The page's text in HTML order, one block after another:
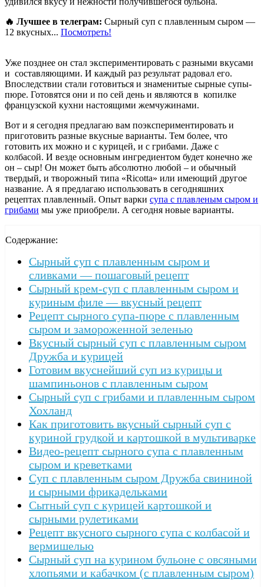
🔥 Лучшее в телеграм: Сырный суп с плавленным сыром —
12 вкусных... Посмотреть!
Уже позднее он стал экспериментировать с разными вкусами
и составляющими. И каждый раз результат радовал его.
Впоследствии стали готовиться и знаменитые сырные супы-
пюре. Готовятся они и по сей день и являются в копилке
французской кухни настоящими жемчужинами.
Вот и я сегодня предлагаю вам поэкспериментировать и
приготовить разные вкусные варианты. Тем более, что
готовить их можно и с курицей, и с грибами. Даже с
колбасой. И везде основным ингредиентом будет конечно же
он – сыр! Он может быть абсолютно любой – и обычный
твердый, и творожный типа «Ricotta» или имеющий другое
название. А я предлагаю использовать в сегодняшних
рецептах плавленный. Опыт варки супа с плавленым сыром и
грибами мы уже приобрели. А сегодня новые варианты.
Содержание:
Сырный суп с плавленным сыром и
сливками — пошаговый рецепт
Сырный крем-суп с плавленным сыром и
куриным филе — вкусный рецепт
Рецепт сырного супа-пюре с плавленным
сыром и замороженной зеленью
Вкусный сырный суп с плавленным сыром
Дружба и курицей
Готовим вкуснейший суп из курицы и
шампиньонов с плавленным сыром
Сырный суп с грибами и плавленным сыром
Хохланд
Как приготовить вкусный сырный суп с
куриной грудкой и картошкой в мультиварке
Видео-рецепт сырного супа с плавленным
сыром и креветками
Суп с плавленным сыром Дружба свининой
и сырными фрикадельками
Сытный суп с курицей картошкой и
сырными рулетиками
Рецепт вкусного сырного супа с колбасой и
вермишелью
Сырный суп на курином бульоне с овсяными
хлопьями и кабачком (с плавленным сыром)